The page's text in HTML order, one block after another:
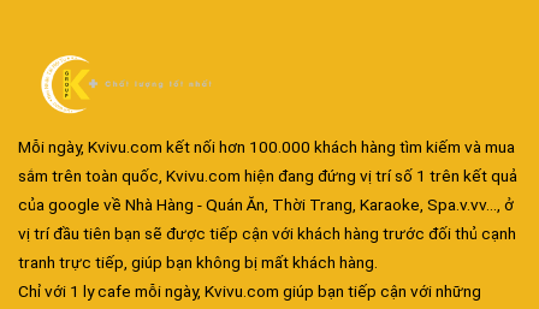
Mỗi ngày, Kvivu.com kết nối hơn 100.000 khách hàng tìm kiếm và mua
sắm trên toàn quốc, Kvivu.com hiện đang đứng vị trí số 1 trên kết quả
của google về Nhà Hàng - Quán Ăn, Thời Trang, Karaoke, Spa.v.vv..., ở
vị trí đầu tiên bạn sẽ được tiếp cận với khách hàng trước đối thủ cạnh
tranh trực tiếp, giúp bạn không bị mất khách hàng.
Chỉ với 1 ly cafe mỗi ngày, Kvivu.com giúp bạn tiếp cận với những